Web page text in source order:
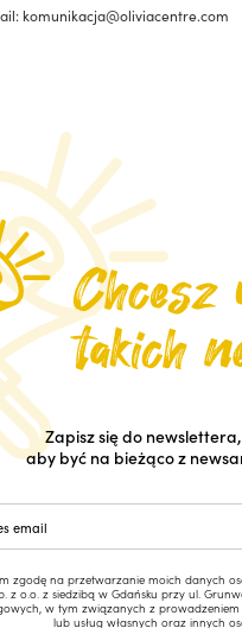
komunikacja@oliviacentre.com
Zapisz się do newslettera,
aby być na bieżąco z
zgodę na przetwarzanie moich danych
z o.o. z siedzibą w Gdańsku przy ul.
w tym związanych z
lub usług własnych oraz innych